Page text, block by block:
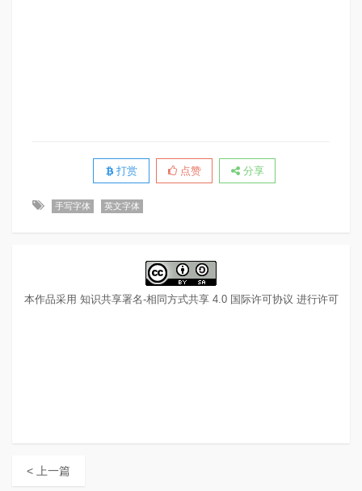
打赏 点赞 分享
手写字体 英文字体
本作品采用 知识共享署名-相同方式共享 4.0 国际许可协议 进行许可
< 上一篇